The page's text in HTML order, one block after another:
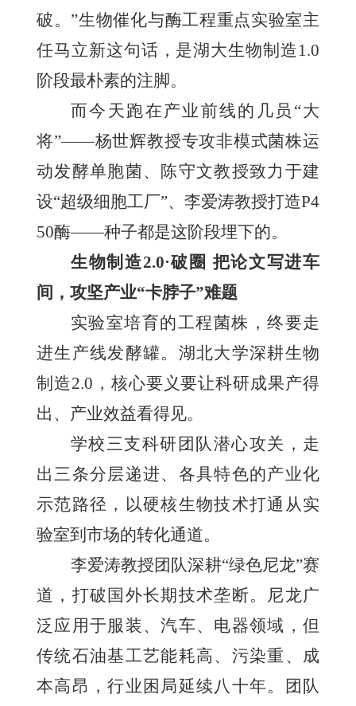
破。”生物催化与酶工程重点实验室主
任马立新这句话，是湖大生物制造1.0
阶段最朴素的注脚。
而今天跑在产业前线的几员“大
将”——杨世辉教授专攻非模式菌株运
动发酵单胞菌、陈守文教授致力于建
设“超级细胞工厂”、李爱涛教授打造P4
50酶——种子都是这阶段埋下的。
生物制造2.0·破圈 把论文写进车
间，攻坚产业“卡脖子”难题
实验室培育的工程菌株，终要走
进生产线发酵罐。湖北大学深耕生物
制造2.0，核心要义要让科研成果产得
出、产业效益看得见。
学校三支科研团队潜心攻关，走
出三条分层递进、各具特色的产业化
示范路径，以硬核生物技术打通从实
验室到市场的转化通道。
李爱涛教授团队深耕“绿色尼龙”赛
道，打破国外长期技术垄断。尼龙广
泛应用于服装、汽车、电器领域，但
传统石油基工艺能耗高、污染重、成
本高昂，行业困局延续八十年。团队